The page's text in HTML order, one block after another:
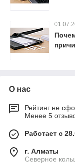
О нас
Рейтинг не
Менее 5
Работает с
г. Алматы
Северное